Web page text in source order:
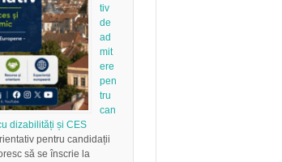
tiv
de
ad
mit
ere
pen
tru
can
dizabilități și CES
pentru candidații
să se înscrie la